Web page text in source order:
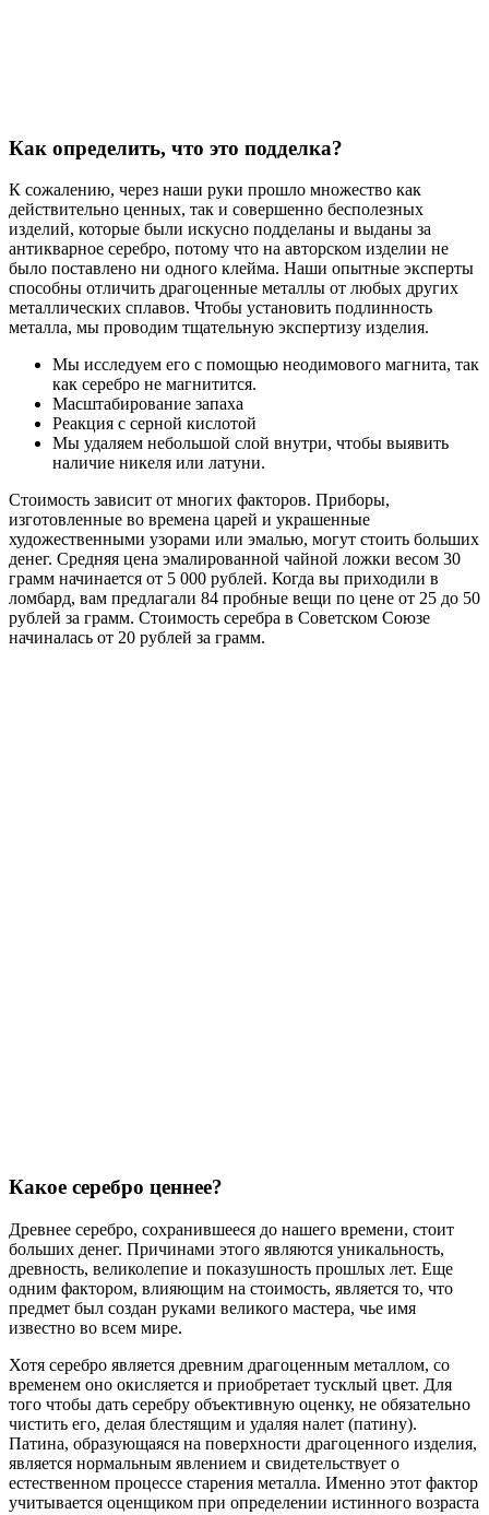
Как определить, что это подделка?
К сожалению, через наши руки прошло множество как
действительно ценных, так и совершенно бесполезных
изделий, которые были искусно подделаны и выданы за
антикварное серебро, потому что на авторском изделии не
было поставлено ни одного клейма. Наши опытные эксперты
способны отличить драгоценные металлы от любых других
металлических сплавов. Чтобы установить подлинность
металла, мы проводим тщательную экспертизу изделия.
Мы исследуем его с помощью неодимового магнита, так
как серебро не магнитится.
Масштабирование запаха
Реакция с серной кислотой
Мы удаляем небольшой слой внутри, чтобы выявить
наличие никеля или латуни.
Стоимость зависит от многих факторов. Приборы,
изготовленные во времена царей и украшенные
художественными узорами или эмалью, могут стоить больших
денег. Средняя цена эмалированной чайной ложки весом 30
грамм начинается от 5 000 рублей. Когда вы приходили в
ломбард, вам предлагали 84 пробные вещи по цене от 25 до 50
рублей за грамм. Стоимость серебра в Советском Союзе
начиналась от 20 рублей за грамм.
Какое серебро ценнее?
Древнее серебро, сохранившееся до нашего времени, стоит
больших денег. Причинами этого являются уникальность,
древность, великолепие и показушность прошлых лет. Еще
одним фактором, влияющим на стоимость, является то, что
предмет был создан руками великого мастера, чье имя
известно во всем мире.
Хотя серебро является древним драгоценным металлом, со
временем оно окисляется и приобретает тусклый цвет. Для
того чтобы дать серебру объективную оценку, не обязательно
чистить его, делая блестящим и удаляя налет (патину).
Патина, образующаяся на поверхности драгоценного изделия,
является нормальным явлением и свидетельствует о
естественном процессе старения металла. Именно этот фактор
учитывается оценщиком при определении истинного возраста